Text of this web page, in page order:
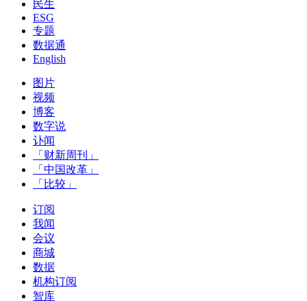
民生
ESG
专题
数据通
English
图片
视频
博客
数字说
讣闻
「财新周刊」
「中国改革」
「比较」
订阅
我闻
会议
商城
数据
机构订阅
智库